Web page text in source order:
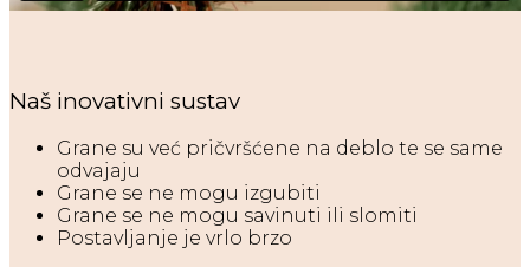
Naš inovativni sustav
Grane su već pričvršćene na deblo te se same
odvajaju
Grane se ne mogu izgubiti
Grane se ne mogu savinuti ili slomiti
Postavljanje je vrlo brzo